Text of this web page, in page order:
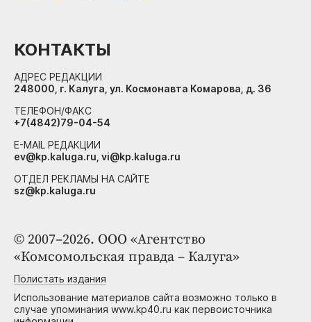
© 2007–2026. ООО «Агентство
«Комсомольская правда – Калуга»
Полистать издания
Использование материалов сайта возможно только в
случае упоминания www.kp40.ru как первоисточника
КОНТАКТЫ
АДРЕС РЕДАКЦИИ
248000, г. Калуга, ул. Космонавта Комарова, д. 36
ТЕЛЕФОН/ФАКС
+7(4842)79-04-54
E-MAIL РЕДАКЦИИ
ev@kp.kaluga.ru, vi@kp.kaluga.ru
ОТДЕЛ РЕКЛАМЫ НА САЙТЕ
sz@kp.kaluga.ru